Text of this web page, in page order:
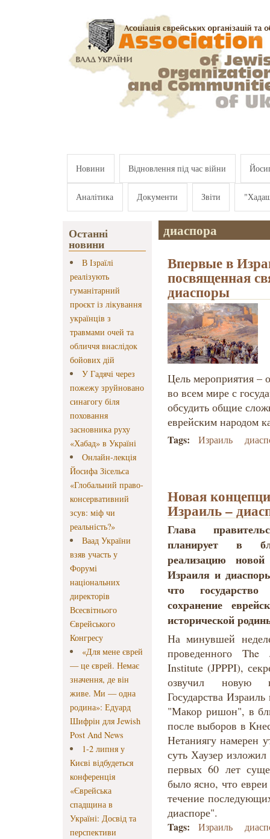
Новини Відновлення під час війни
Аналітика Документи Звіти
Останні
новини
В Ізраїлі
реалізують
гуманітарний
проєкт із лікування
українців з
травмами очей та
обличчя внаслідок
бойових дій
У Гадячі через
пожежу зруйновано
синагогу біля
поховання
засновника руху
«Хабад» в Україні
Онлайн-лекція
Йосифа Зісельса
«Глобальний право-
консервативний
зсув: міф чи
реальність?»
Ваад України
взяв участь у
Форумі
національних
директорів
Всесвітнього
Єврейського
Конгресу
«Для мене єврей
— це єврей. Немає
значення, де він
живе. Ми — одна
родина»: Едуард
Шифрін для Jewish
Post And News
1-2 липня у
Києві відбудеться
конференція
«Єврейська
спадщина в
Україні: Досвід та
перспективи
диаспора
Впервые в
посвященная
диаспоры
Цель мероприятия –
во всем мире с
обсудить общие
еврейским народом
Tags: Израиль
Новая
Израиль –
Глава
планирует в
реализацию
Израиля и
что
сохранение
исторической
На минувшей
проведенного
Institute (JPPPI),
озвучил новую
Государства
"Макор ришон", в
после выборов в
Нетаниягу намерен
суть Хаузер
первых 60 лет
было ясно, что
течение
диаспоре".
Tags: Израиль